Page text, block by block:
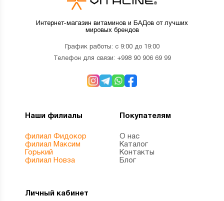
Интернет-магазин витаминов и БАДов от лучших
мировых брендов
График работы: с 9:00 до 19:00
Телефон для связи: +998 90 906 69 99
Наши филиалы
филиал Фидокор
филиал Максим
Горький
филиал Новза
Покупателям
О нас
Каталог
Контакты
Блог
Личный кабинет